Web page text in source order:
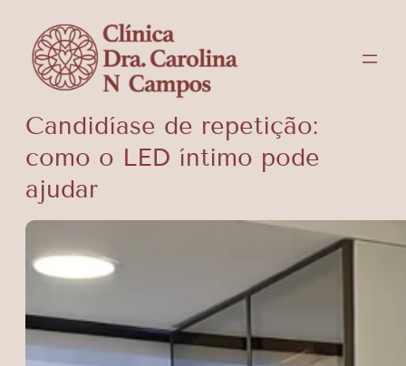
para
conteúdo
Candidíase de repetição:
como o LED íntimo pode
ajudar